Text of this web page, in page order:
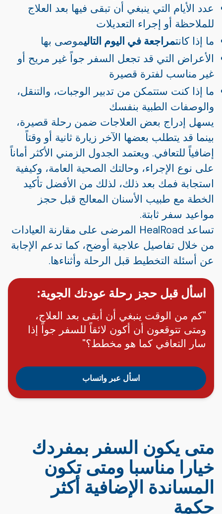
عدد الأيام التي ينبغي أن تبقى فيها بعد العلاج
للملاحظة أو إجراء التعديلات
ما إذا كانتمراجعة في اليوم التاليموصى بها
الأعراض التي قد تجعل السفر جواً غير مريح أو
غير مناسب لفترة قصيرة
ما إذا كنت ستتمكن من تدبير الوجبات، والتنقل،
والوصفات الطبية بنفسك
يسهل إدراج بعض العلاجات ضمن رحلة قصيرة،
بينما قد يتطلب بعضها الآخر زيارة ثانية أو وقتاً
إضافياً للتعافي. ويعتمد الجدول الزمني الأكثر أماناً
على نوع الإجراء، وحالتك الصحية العامة، وكيفية
استجابة فمك بعد ذلك، لذلك من الأفضل تأكيد
الخطة مع طبيب الأسنان المعالج قبل حجز
مواعيد سفر ثابتة.
تساعد HealRoad المرضى على مقارنة العيادات
من خلال تفاصيل علاجية أوضح، كما تدعم الإجابة
عن أسئلة التخطيط قبل الرحلة وأثناءها.
اسأل قبل حجز رحلة عودتك الجوية:
"كم من الوقت ينبغي أن أبقى بعد العلاج،
ومتى تتوقعون أن أكون لائقاً للسفر جواً إذا
سار التعافي كما هو مخطط؟"
اسأل عبر واتساب
متى يكون السفر بمفردك
خيارا مناسبا ومتى تكون
المساندة الإضافية أكثر
حكمة